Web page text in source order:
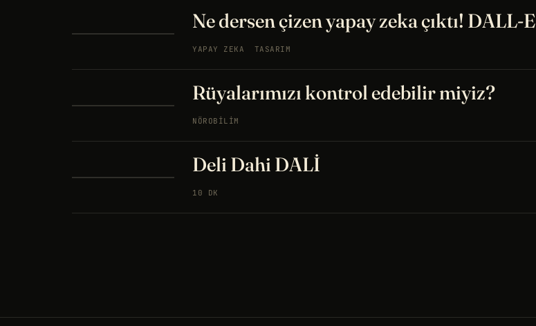
Ne dersen çizen yapay zeka çıktı! DALL-E
YAPAY ZEKA TASARIM
Rüyalarımızı kontrol edebilir miyiz?
NÖROBILIM
Deli Dahi DALİ
10 DK